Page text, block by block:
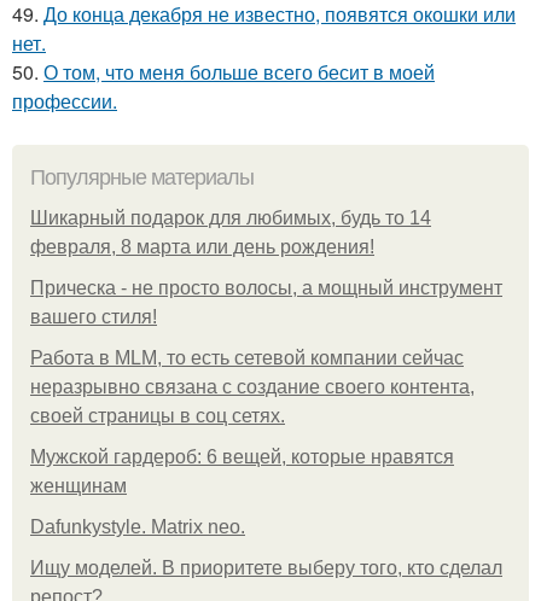
49. До конца декабря не известно, появятся окошки или
нет.
50. О том, что меня больше всего бесит в моей
профессии.
Популярные материалы
Шикарный подарок для любимых, будь то 14
февраля, 8 марта или день рождения!
Прическа - не просто волосы, а мощный инструмент
вашего стиля!
Работа в MLM, то есть сетевой компании сейчас
неразрывно связана с создание своего контента,
своей страницы в соц сетях.
Мужской гардероб: 6 вещей, которые нравятся
женщинам
Dafunkystyle. Matrix neo.
Ищу моделей. В приоритете выберу того, кто сделал